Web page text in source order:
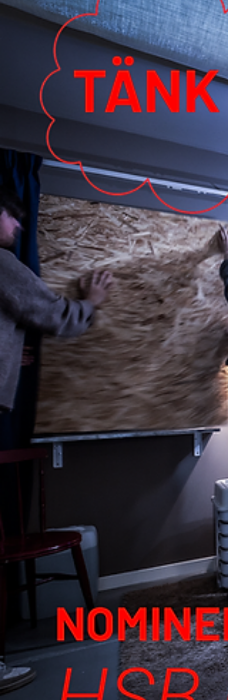
NOMINERAD TILL TÄNK OM-PRISET
HSB Living LAB
Bo en dag i år 2050
En prototyplägenhet där besökare får uppleva ett
testboende vill projektet skapa en fysisk och
med tjänstedesignbyrån Antrop.